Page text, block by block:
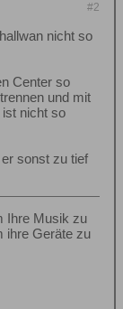
#2
nicht so
Center so
und mit
nicht so
sonst zu tief
Ihre Musik zu
ihre Geräte zu